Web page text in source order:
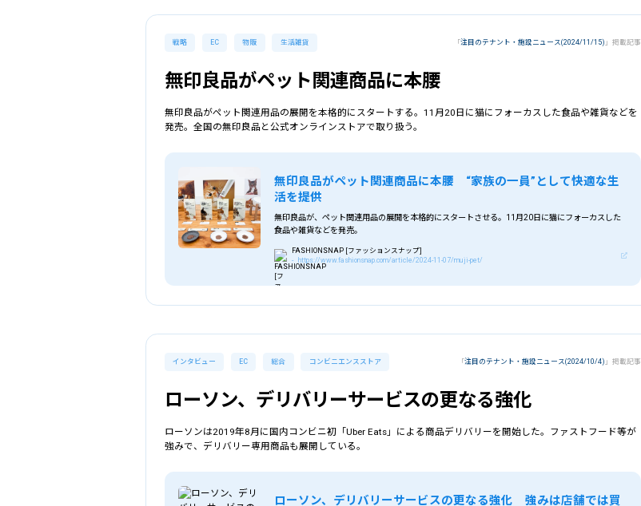
戦略 EC 物販 生活雑貨 「注目のテナント・施設ニュース(2024/11/15) 」掲載記事
無印良品がペット関連商品に本腰
無印良品がペット関連用品の展開を本格的にスタートする。11月20日に猫にフォーカスした食品や雑貨などを
発売。全国の無印良品と公式オンラインストアで取り扱う。
無印良品がペット関連商品に本腰 “家族の一員”として快適な生
活を提供
無印良品が、ペット関連用品の展開を本格的にスタートさせる。11月20日に猫にフォーカスした
食品や雑貨などを発売。
FASHIONSNAP [ファッションスナップ]
- https://www.fashionsnap.com/article/2024-11-07/muji-pet/
インタビュー EC 総合 コンビニエンスストア 「注目のテナント・施設ニュース(2024/10/4) 」掲載記事
ローソン、デリバリーサービスの更なる強化
ローソンは2019年8月に国内コンビニ初「Uber Eats」による商品デリバリーを開始した。ファストフード等が
強みで、デリバリー専用商品も展開している。
ローソン、デリバリーサービスの更なる強化 強みは店舗では買